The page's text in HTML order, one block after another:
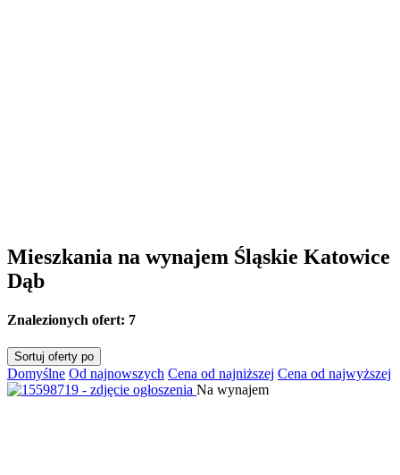
Mieszkania na wynajem Śląskie Katowice
Dąb
Znalezionych ofert: 7
Sortuj oferty po
Domyślne Od najnowszych Cena od najniższej Cena od najwyższej
Na wynajem